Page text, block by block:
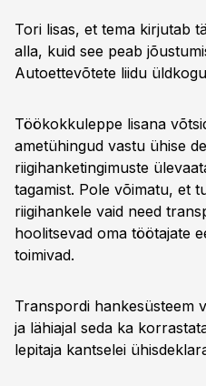
Tori lisas, et tema kirjutab
alla, kuid see peab
Autoettevõtete liidu
Töökokkuleppe lisana
ametühingud vastu ühise
riigihanketingimuste
tagamist. Pole võimatu, et
riigihankele vaid need
hoolitsevad oma töötajate
toimivad.
Transpordi hankesüsteem
ja lähiajal seda ka
lepitaja kantselei